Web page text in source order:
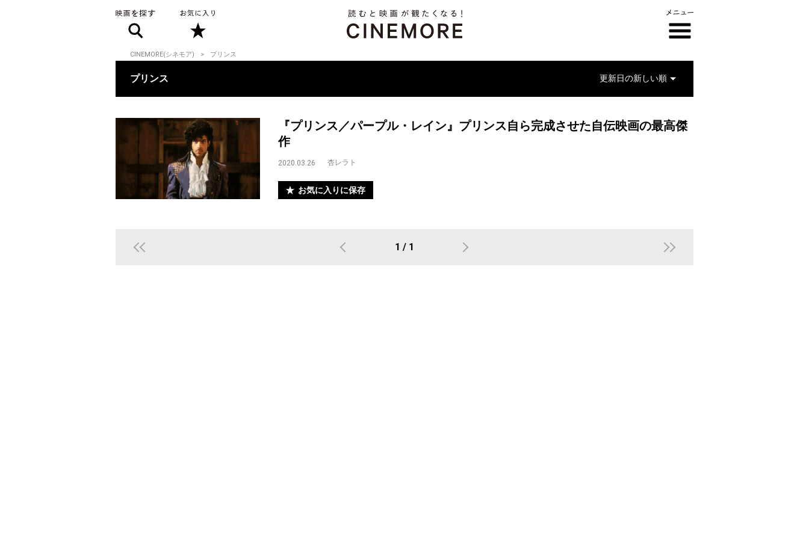
CINEMORE(シネモア) プリンス
プリンス
『プリンス／パープル・レイン』プリンス自ら完成させた自伝映画の最高傑
作
2020.03.26 杏レラト
お気に入りに保存
1 / 1